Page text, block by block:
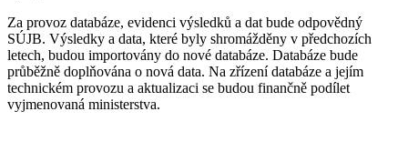
Za provoz databáze, evidenci výsledků a dat bude odpovědný
SÚJB. Výsledky a data, které byly shromážděny v předchozích
letech, budou importovány do nové databáze. Databáze bude
průběžně doplňována o nová data. Na zřízení databáze a jejím
technickém provozu a aktualizaci se budou finančně podílet
vyjmenovaná ministerstva.